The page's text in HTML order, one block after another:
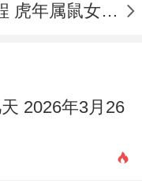
2022年属鼠女性运势及运程 虎年属鼠女带什么转运
2026年3月26